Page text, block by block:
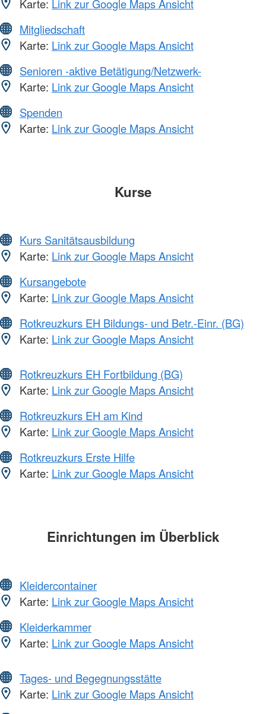
Karte: Link zur Google Maps Ansicht
Mitgliedschaft
Karte: Link zur Google Maps Ansicht
Senioren -aktive Betätigung/Netzwerk-
Karte: Link zur Google Maps Ansicht
Spenden
Karte: Link zur Google Maps Ansicht
Kurse
Kurs Sanitätsausbildung
Karte: Link zur Google Maps Ansicht
Kursangebote
Karte: Link zur Google Maps Ansicht
Rotkreuzkurs EH Bildungs- und Betr.-Einr. (BG)
Karte: Link zur Google Maps Ansicht
Rotkreuzkurs EH Fortbildung (BG)
Karte: Link zur Google Maps Ansicht
Rotkreuzkurs EH am Kind
Karte: Link zur Google Maps Ansicht
Rotkreuzkurs Erste Hilfe
Karte: Link zur Google Maps Ansicht
Einrichtungen im Überblick
Kleidercontainer
Karte: Link zur Google Maps Ansicht
Kleiderkammer
Karte: Link zur Google Maps Ansicht
Tages- und Begegnungsstätte
Karte: Link zur Google Maps Ansicht